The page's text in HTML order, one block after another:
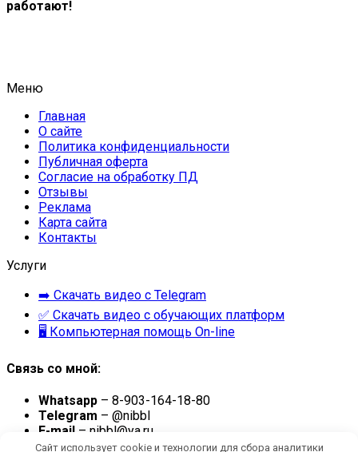
работают!
Меню
Главная
О сайте
Политика конфиденциальности
Публичная оферта
Согласие на обработку ПД
Отзывы
Реклама
Карта сайта
Контакты
Услуги
➡️ Скачать видео с Telegram
✅ Скачать видео с обучающих платформ
🖥 Компьютерная помощь On-line
Связь со мной:
Whatsapp – 8-903-164-18-80
Telegram – @nibbl
E-mail – nibbl@ya.ru
Сайт использует cookie и технологии для сбора аналитики